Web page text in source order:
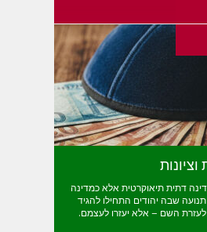
דתית תיאוקרטית אלא כמדינה
תנועה שבה יהודים התחילו להגיד
השם – אלא יעזרו לעצמם.